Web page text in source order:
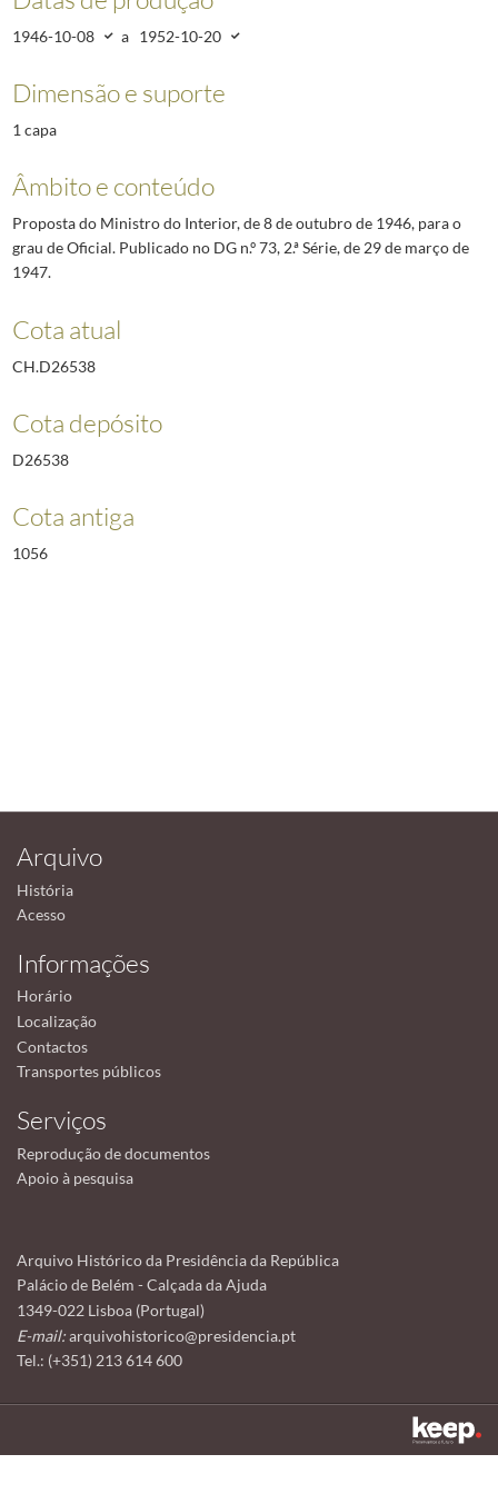
1946-10-08 a 1952-10-20
Dimensão e suporte
1 capa
Âmbito e conteúdo
Proposta do Ministro do Interior, de 8 de outubro de 1946, para o
grau de Oficial. Publicado no DG n.º 73, 2.ª Série, de 29 de março de
1947.
Cota atual
CH.D26538
Cota depósito
D26538
Cota antiga
1056
Arquivo
História
Acesso
Informações
Horário
Localização
Contactos
Transportes públicos
Serviços
Reprodução de documentos
Apoio à pesquisa
Arquivo Histórico da Presidência da República
Palácio de Belém - Calçada da Ajuda
1349-022 Lisboa (Portugal)
E-mail:arquivohistorico@presidencia.pt
Tel.: (+351) 213 614 600